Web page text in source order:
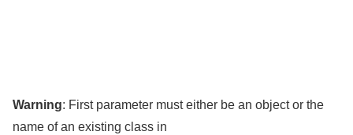
Warning: First parameter must either be an object or the
name of an existing class in